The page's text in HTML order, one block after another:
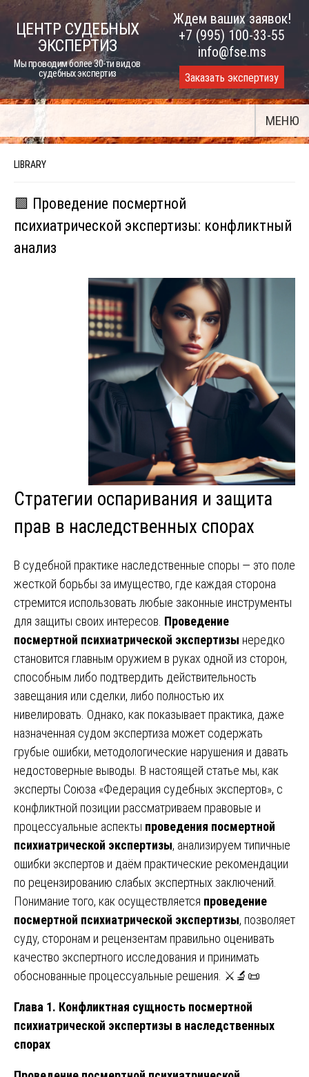
Skip
ЦЕНТР СУДЕБНЫХ
ЭКСПЕРТИЗ
Мы проводим более 30-ти видов
судебных экспертиз
Ждем ваших заявок!
+7 (995) 100-33-55
info@fse.ms
Заказать экспертизу
МЕНЮ
LIBRARY
🟩 Проведение посмертной
психиатрической экспертизы: конфликтный
анализ
Стратегии оспаривания и защита
прав в наследственных спорах
В судебной практике наследственные споры — это поле
жесткой борьбы за имущество, где каждая сторона
стремится использовать любые законные инструменты
для защиты своих интересов. Проведение
посмертной психиатрической экспертизы нередко
становится главным оружием в руках одной из сторон,
способным либо подтвердить действительность
завещания или сделки, либо полностью их
нивелировать. Однако, как показывает практика, даже
назначенная судом экспертиза может содержать
грубые ошибки, методологические нарушения и давать
недостоверные выводы. В настоящей статье мы, как
эксперты Союза «Федерация судебных экспертов», с
конфликтной позиции рассматриваем правовые и
процессуальные аспекты проведения посмертной
психиатрической экспертизы, анализируем типичные
ошибки экспертов и даём практические рекомендации
по рецензированию слабых экспертных заключений.
Понимание того, как осуществляется проведение
посмертной психиатрической экспертизы, позволяет
суду, сторонам и рецензентам правильно оценивать
качество экспертного исследования и принимать
обоснованные процессуальные решения. ⚔️🔬📜
Глава 1. Конфликтная сущность посмертной
психиатрической экспертизы в наследственных
спорах